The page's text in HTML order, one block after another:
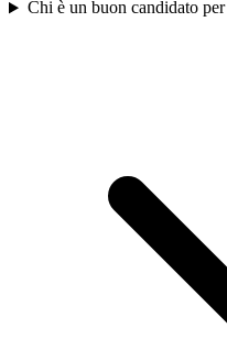
Chi è un buon candidato